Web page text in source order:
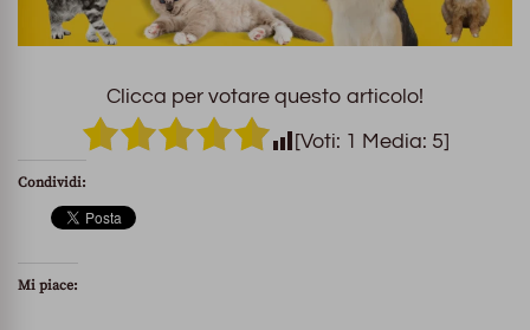
Clicca per votare questo articolo!
[Voti: 1 Media: 5]
Condividi:
Mi piace: